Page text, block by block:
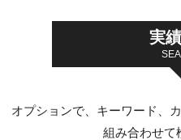
実
オプションで、キーワード、
組み合わせて